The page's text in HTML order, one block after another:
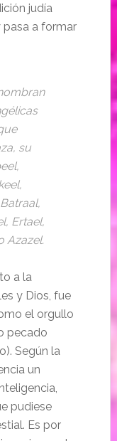
judía
pasa a formar
su
Ertael,
Azazel.
a la
y Dios, fue
el orgullo
pecado
Según la
un
pudiese
Es por